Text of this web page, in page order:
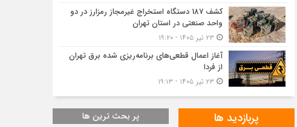
کشف 187 دستگاه استخراج غیرمجاز رمزارز در دو
واحد صنعتی در استان تهران
آغاز اعمال قطعی‌های برنامه‌ریزی شده برق تهران
از فردا
پربازدید ها پر بحث ترین ها